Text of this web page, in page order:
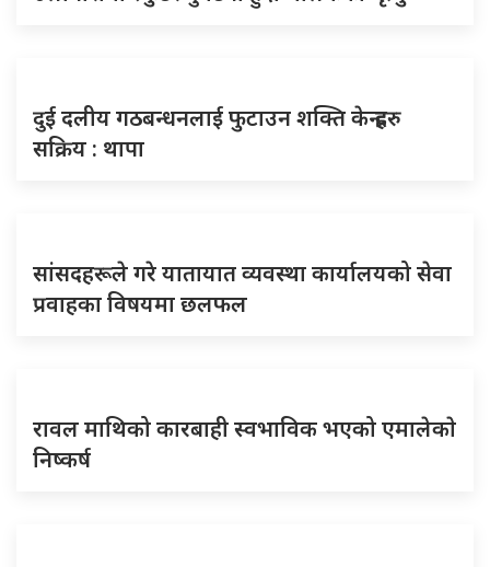
दुई दलीय गठबन्धनलाई फुटाउन शक्ति केन्द्रहरु
सक्रिय : थापा
सांसदहरूले गरे यातायात व्यवस्था कार्यालयको सेवा
प्रवाहका विषयमा छलफल
रावल माथिको कारबाही स्वभाविक भएको एमालेकाे
निष्कर्ष